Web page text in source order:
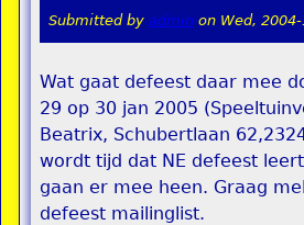
Submitted by admin on Wed,
Wat gaat defeest daar mee
29 op 30 jan 2005
Beatrix, Schubertlaan
wordt tijd dat NE defeest
gaan er mee heen. Graag
defeest mailinglist.